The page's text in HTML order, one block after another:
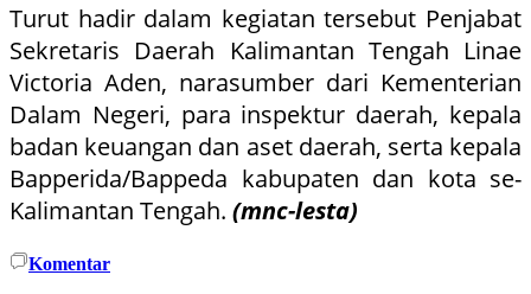
Turut hadir dalam kegiatan tersebut Penjabat
Sekretaris Daerah Kalimantan Tengah Linae
Victoria Aden, narasumber dari Kementerian
Dalam Negeri, para inspektur daerah, kepala
badan keuangan dan aset daerah, serta kepala
Bapperida/Bappeda kabupaten dan kota se-
Kalimantan Tengah. (mnc-lesta)
Komentar